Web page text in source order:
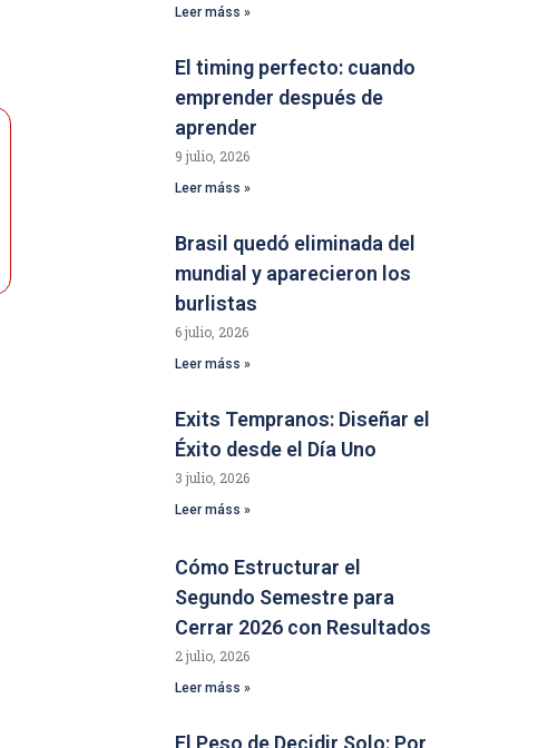
Leer máss »
El timing perfecto: cuando
emprender después de
aprender
9 julio, 2026
Leer máss »
Brasil quedó eliminada del
mundial y aparecieron los
burlistas
6 julio, 2026
Leer máss »
Exits Tempranos: Diseñar el
Éxito desde el Día Uno
3 julio, 2026
Leer máss »
Cómo Estructurar el
Segundo Semestre para
Cerrar 2026 con Resultados
2 julio, 2026
Leer máss »
El Peso de Decidir Solo: Por